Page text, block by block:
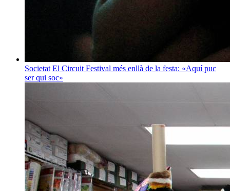
Societat El Circuit Festival més enllà de la festa: «Aquí puc
ser qui soc»